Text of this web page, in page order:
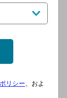
殿場店
の様な空間
しみ下さ
駅 徒歩1分
場市新橋
リシー、およ